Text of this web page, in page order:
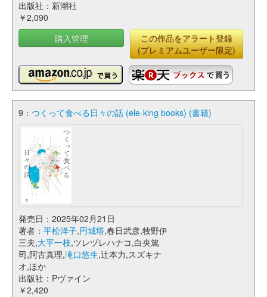
出版社：新潮社
￥2,090
購入管理
この作品をアラート登録
(プレミアムユーザー限定)
9： つくって食べる日々の話 (ele-king books) (書籍)
発売日：2025年02月21日
著者： 平松洋子,円城塔,春日武彦,牧野伊
三夫,大平一枝,ツレヅレハナコ,白央篤
司,阿古真理,滝口悠生,辻本力,スズキナ
オ,ほか
出版社：Pヴァイン
￥2,420